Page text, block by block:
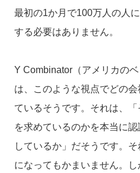
最初の1か月で100万人の人
する必要はありません。
Y Combinator（アメリカのベ
は、このような視点でどの
ているそうです。それは、
を求めているのかを本当に
しているか」だそうです。
になってもかまいません。